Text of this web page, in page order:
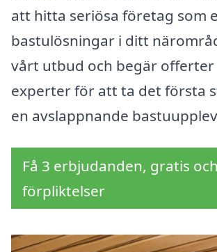
att hitta seriösa företag som
bastulösningar i ditt
vårt utbud och begär offerter
experter för att ta det första
en avslappnande
Få 3 erbjudanden, gratis
förpliktelser